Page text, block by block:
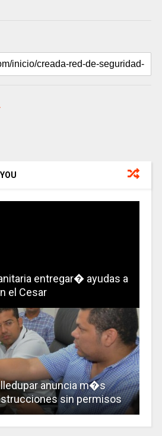
entregar� ayudas a
el Cesar
anuncia m�s
sin permisos